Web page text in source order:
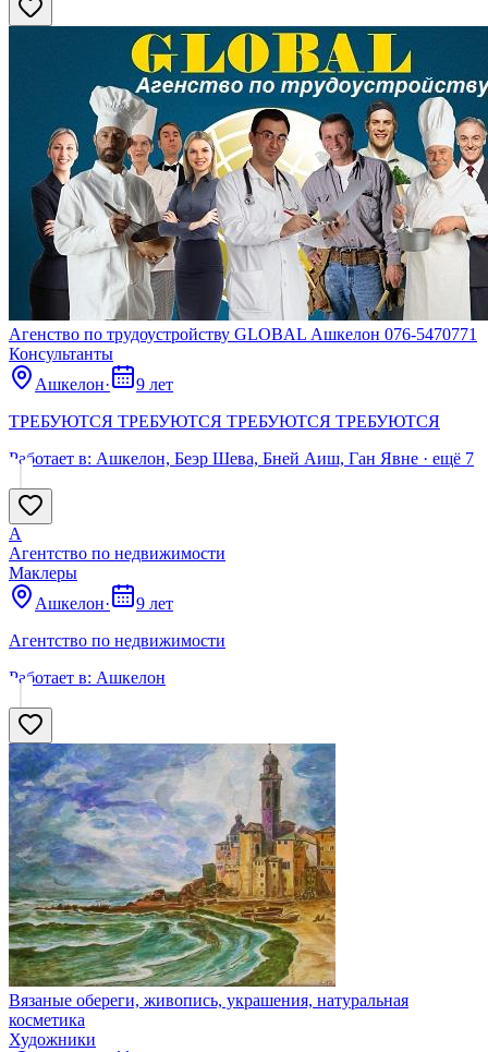
Агенство по трудоустройству GLOBAL Ашкелон 076-5470771
Консультанты
Ашкелон·
9 лет
ТРЕБУЮТСЯ ТРЕБУЮТСЯ ТРЕБУЮТСЯ ТРЕБУЮТСЯ
Работает в: Ашкелон, Беэр Шева, Бней Аиш, Ган Явне · ещё 7
А
Агентство по недвижимости
Маклеры
Ашкелон·
9 лет
Агентство по недвижимости
Работает в: Ашкелон
Вязаные обереги, живопись, украшения, натуральная
косметика
Художники